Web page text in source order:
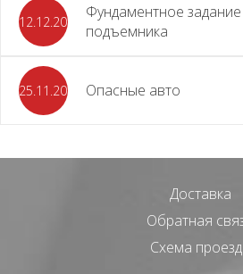
12.12.2023
Фундаментное
подъемника
25.11.2023 Опасные авто
Доставка
Обратная
Схема